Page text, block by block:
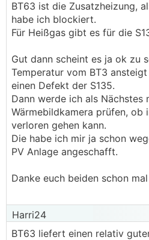
BT63 ist die Zusatzheizung,
habe ich blockiert.
Für Heißgas gibt es für die
Gut dann scheint es ja ok zu
Temperatur vom BT3
einen Defekt der S135.
Dann werde ich als Nächstes
Wärmebildkamera prüfen, ob
verloren gehen kann.
Die habe ich mir ja schon
PV Anlage angeschafft.
Danke euch beiden schon
Harri24
BT63 liefert einen relativ